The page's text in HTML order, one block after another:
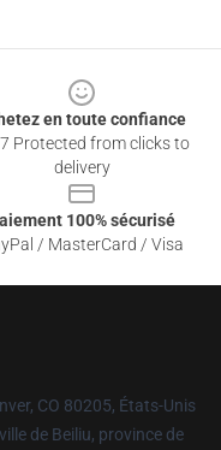
en toute confiance
Protected from clicks to
delivery
100% sécurisé
/ MasterCard / Visa
CO 80205, États-Unis
de Beiliu, province de